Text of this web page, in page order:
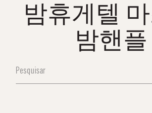
밤휴게텔 마
밤핸플